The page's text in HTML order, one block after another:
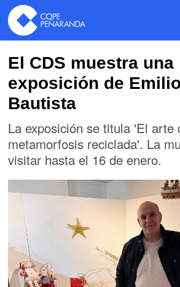
El CDS muestra una
exposición de
Bautista
La exposición se titula 'El arte
metamorfosis reciclada'. La
visitar hasta el 16 de enero.